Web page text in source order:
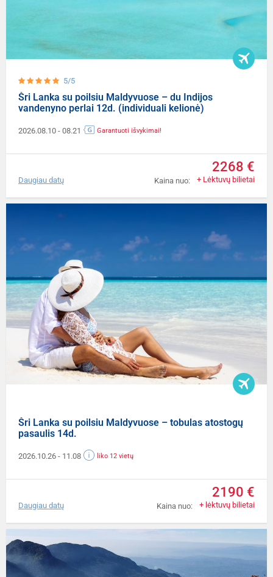
5/5
Šri Lanka su poilsiu Maldyvuose – du Indijos
vandenyno perlai 12d. (individuali kelionė)
2026.08.10 - 08.21 Garantuoti išvykimai!
Kaina nuo:
2268 €
+ Lėktuvų bilietai
Daugiau datų
Šri Lanka su poilsiu Maldyvuose – tobulas atostogų
pasaulis 14d.
2026.10.26 - 11.08 liko 12 vietų
Kaina nuo:
2190 €
+ lėktuvų bilietai
Daugiau datų